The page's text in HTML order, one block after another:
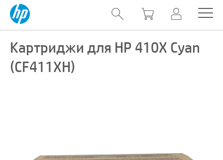
Картриджи для HP 410X Cyan
(CF411XH)